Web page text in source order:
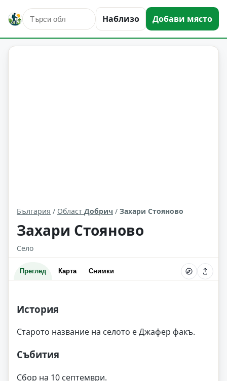
Наблизо Добави място
Захари Стояново Област: Добрич
България / Област Добрич / Захари Стояново
Захари Стояново
Село
Преглед Карта Снимки
История
Старото название на селото е Джафер факъ.
Събития
Сбор на 10 септември.